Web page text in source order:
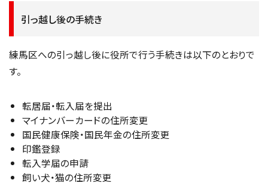
引っ越し後の手続き
練馬区への引っ越し後に役所で行う手続きは以下のとおりで
す。
転居届・転入届を提出
マイナンバーカードの住所変更
国民健康保険・国民年金の住所変更
印鑑登録
転入学届の申請
飼い犬・猫の住所変更